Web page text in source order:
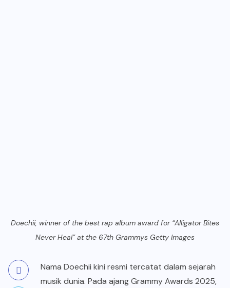
Doechii, winner of the best rap album award for “Alligator Bites
Never Heal” at the 67th Grammys Getty Images
Nama Doechii kini resmi tercatat dalam sejarah
musik dunia. Pada ajang Grammy Awards 2025,